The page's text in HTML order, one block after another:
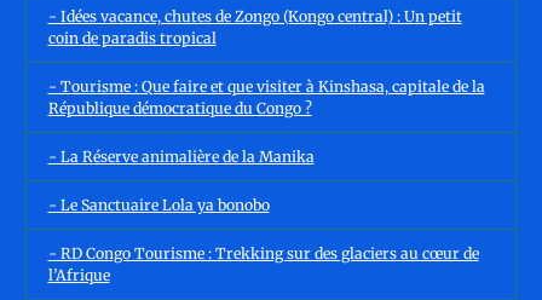
- Idées vacance, chutes de Zongo (Kongo central) : Un petit
coin de paradis tropical
- Tourisme : Que faire et que visiter à Kinshasa, capitale de la
République démocratique du Congo ?
- La Réserve animalière de la Manika
- Le Sanctuaire Lola ya bonobo
- RD Congo Tourisme : Trekking sur des glaciers au cœur de
l’Afrique